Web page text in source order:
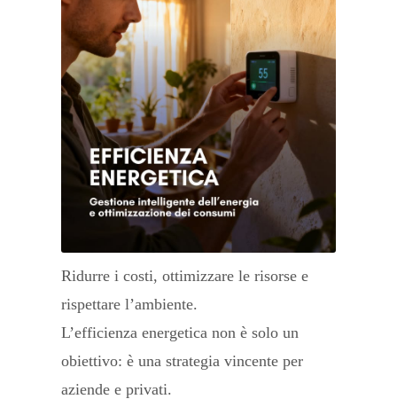
Ridurre i costi, ottimizzare le risorse e
rispettare l’ambiente.
L’efficienza energetica non è solo un
obiettivo: è una strategia vincente per
aziende e privati.